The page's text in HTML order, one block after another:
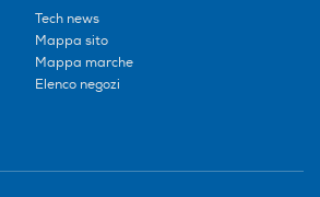
Tech news
Mappa sito
Mappa marche
Elenco negozi